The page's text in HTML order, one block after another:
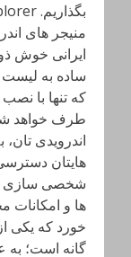
منیجر های
ایرانی خوش
ساده به لیست
که تنها با نصب
اندرویدی
هایتان
شخصی سازی
ها و
خورد که یکی
گانه است؛ به